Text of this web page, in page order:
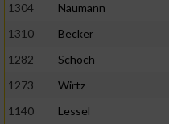
1304
Naumann
1310
Becker
1282
Schoch
1273
Wirtz
1140
Lessel